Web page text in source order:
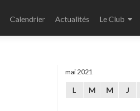
Calendrier Actualités Le Club
mai 2021
L M M J